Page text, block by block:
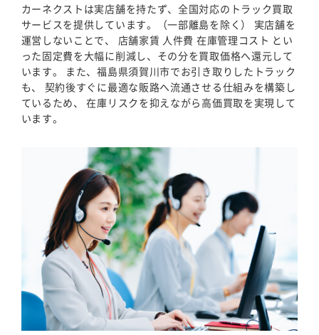
カーネクストは実店舗を持たず、全国対応のトラック買取
サービスを提供しています。（一部離島を除く） 実店舗を
運営しないことで、 店舗家賃 人件費 在庫管理コスト とい
った固定費を大幅に削減し、その分を買取価格へ還元して
います。 また、福島県須賀川市でお引き取りしたトラック
も、 契約後すぐに最適な販路へ流通させる仕組みを構築し
ているため、 在庫リスクを抑えながら高価買取を実現して
います。